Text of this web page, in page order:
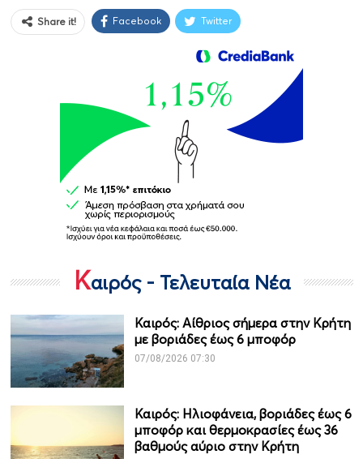
Share it! Facebook Twitter
Καιρός - Τελευταία Νέα
Καιρός: Αίθριος σήμερα στην Κρήτη
με βοριάδες έως 6 μποφόρ
07/08/2026 07:30
Καιρός: Ηλιοφάνεια, βοριάδες έως 6
μποφόρ και θερμοκρασίες έως 36
βαθμούς αύριο στην Κρήτη